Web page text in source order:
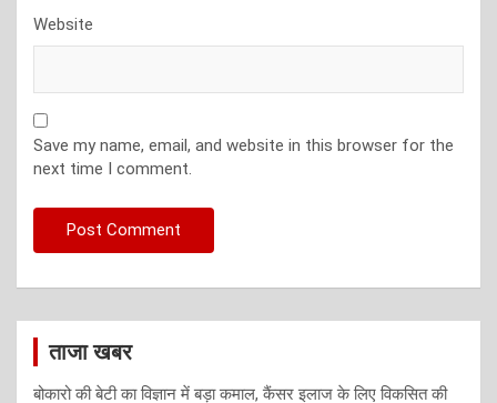
Website
Save my name, email, and website in this browser for the
next time I comment.
ताजा खबर
बोकारो की बेटी का विज्ञान में बड़ा कमाल, कैंसर इलाज के लिए विकसित की